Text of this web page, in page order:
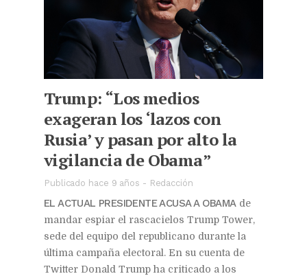
Trump: “Los medios
exageran los ‘lazos con
Rusia’ y pasan por alto la
vigilancia de Obama”
Publicado hace 9 años - Redacción
EL ACTUAL PRESIDENTE ACUSA A OBAMAde
mandar espiar el rascacielos Trump Tower,
sede del equipo del republicano durante la
última campaña electoral. En su cuenta de
Twitter Donald Trump ha criticado a los